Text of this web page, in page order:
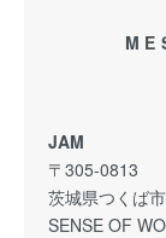
JAM
〒305-0813
茨城県つくば
SENSE OF